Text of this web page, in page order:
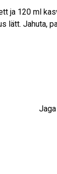
ja 120 ml
lätt. Jahuta,